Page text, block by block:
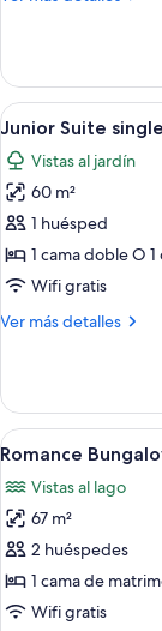
Suite
Garden
View
Abrir
todas
las
fotos
de
Junior
Suite
use
5
Junior Suite
Vistas al jardín
60 m²
1 huésped
1 cama doble O
Wifi gratis
Ver más detalles
Más
Suite
single
use
View
Abrir
todas
las
fotos
de
Romance
Bungalow
5
Romance
Vistas al lago
67 m²
2 huéspedes
1 cama de
Wifi gratis